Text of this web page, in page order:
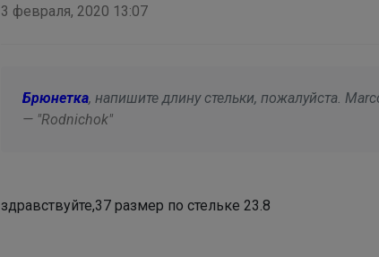
3 февраля, 2020 13:07
Брюнетка, напишите длину стельки, пожалуйста.
— "Rodnichok"
здравствуйте,37 размер по стельке 23.8